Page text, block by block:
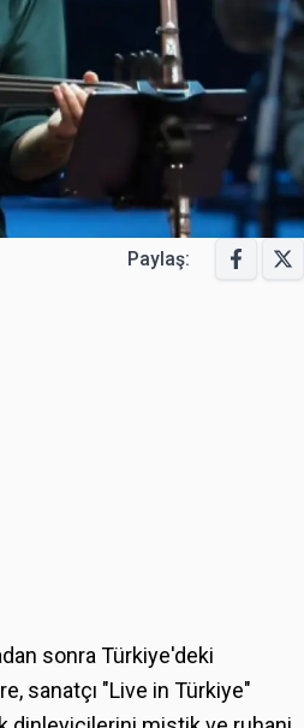
Paylaş:
sonra Türkiye'deki
sanatçı "Live in Türkiye"